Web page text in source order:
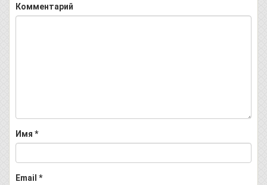
Комментарий
Имя *
Email *